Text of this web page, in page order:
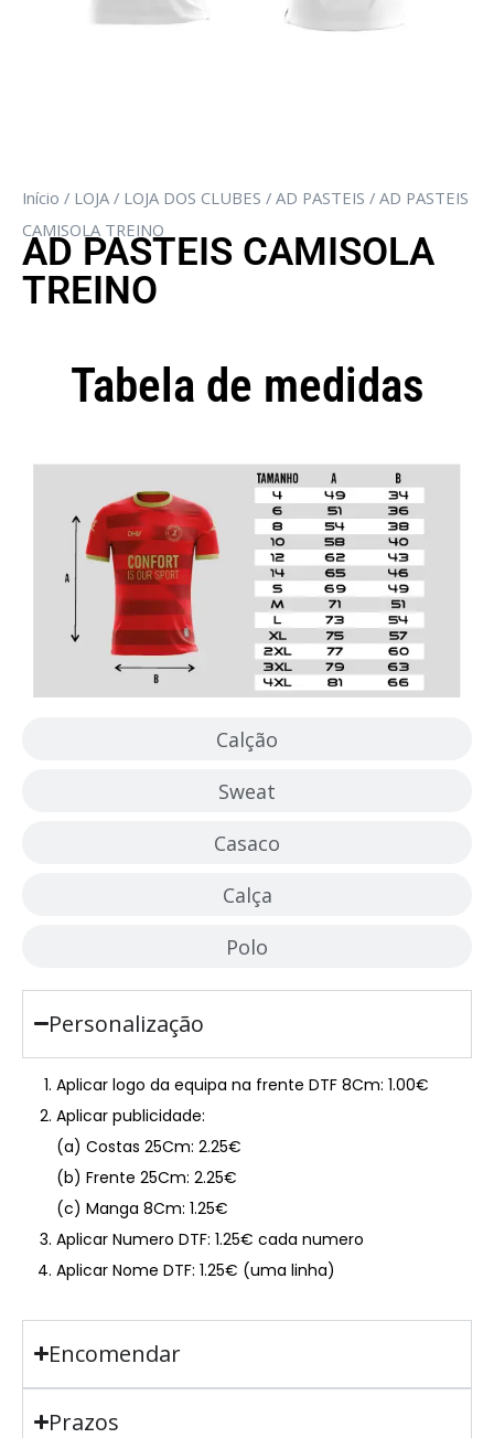
Início / LOJA / LOJA DOS CLUBES / AD PASTEIS / AD PASTEIS
CAMISOLA TREINO
AD PASTEIS CAMISOLA
TREINO
Tabela de medidas
Calção
Sweat
Casaco
Calça
Polo
Personalização
Aplicar logo da equipa na frente DTF 8Cm: 1.00€
Aplicar publicidade:
(a) Costas 25Cm: 2.25€
(b) Frente 25Cm: 2.25€
(c) Manga 8Cm: 1.25€
Aplicar Numero DTF: 1.25€ cada numero
Aplicar Nome DTF: 1.25€ (uma linha)
Encomendar
Prazos